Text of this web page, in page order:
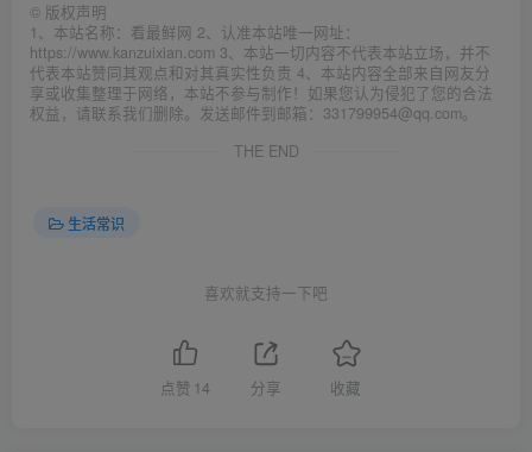
© 版权声明
1、本站名称：看最鲜网 2、认准本站唯一网址：
https://www.kanzuixian.com 3、本站一切内容不代表本站立场，并不
代表本站赞同其观点和对其真实性负责 4、本站内容全部来自网友分
享或收集整理于网络，本站不参与制作！如果您认为侵犯了您的合法
权益，请联系我们删除。发送邮件到邮箱：331799954@qq.com。
THE END
生活常识
喜欢就支持一下吧
点赞 14 分享 收藏